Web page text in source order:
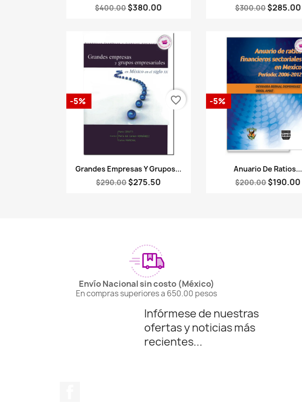
$400.00$380.00
$300.00 $285.00
Vista rápida
Grandes Empresas Y Grupos...
$290.00$275.50
-5% favorite_border
Vista rápida
Anuario De Ratios...
$200.00$190.00
-5%
Envío Nacional sin costo (México)
En compras superiores a 650.00 pesos
Infórmese de nuestras
ofertas y noticias más
recientes...